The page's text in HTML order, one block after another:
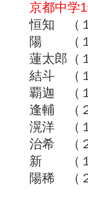
京都中学1
恒知 （
陽 （１
蓮太郎（
結斗 （
覇迦 （
逢輔 （
滉洋 （
治希 （
新 （１
陽稀 （